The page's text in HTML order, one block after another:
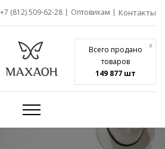
Всего продано
товаров
149 877 шт
x
+7 (812) 509-62-28 Оптовикам Контакты